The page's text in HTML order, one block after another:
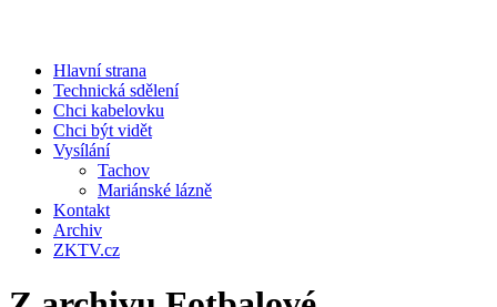
Hlavní strana
Technická sdělení
Chci kabelovku
Chci být vidět
Vysílání
Tachov
Mariánské lázně
Kontakt
Archiv
ZKTV.cz